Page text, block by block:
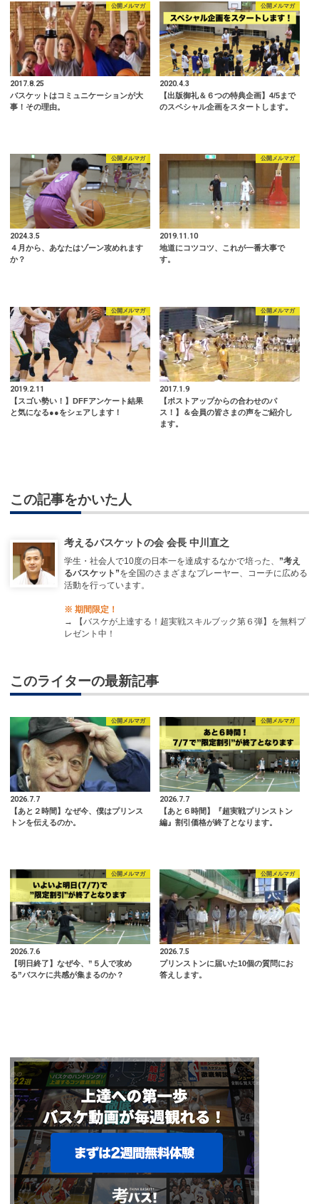
公開メルマガ
2017.8.25
バスケットはコミュニケーションが大
事！その理由。
公開メルマガ
2020.4.3
【出版御礼＆６つの特典企画】4/5まで
のスペシャル企画をスタートします。
公開メルマガ
2024.3.5
４月から、あなたはゾーン攻めれます
か？
公開メルマガ
2019.11.10
地道にコツコツ、これが一番大事で
す。
公開メルマガ
2019.2.11
【スゴい勢い！】DFFアンケート結果
と気になる●●をシェアします！
公開メルマガ
2017.1.9
【ポストアップからの合わせのパ
ス！】＆会員の皆さまの声をご紹介し
ます。
この記事をかいた人
考えるバスケットの会 会長 中川直之
学生・社会人で10度の日本一を達成するなかで培った、 ”考え
るバスケット”を全国のさまざまなプレーヤー、コーチに広める
活動を行っています。
※ 期間限定！
→
【バスケが上達する！超実戦スキルブック第６弾】を無料プ
レゼント中！
このライターの最新記事
公開メルマガ
2026.7.7
【あと２時間】なぜ今、僕はプリンス
トンを伝えるのか。
公開メルマガ
2026.7.7
【あと６時間】『超実戦プリンストン
編』割引価格が終了となります。
公開メルマガ
2026.7.6
【明日終了】なぜ今、”５人で攻め
る”バスケに共感が集まるのか？
公開メルマガ
2026.7.5
プリンストンに届いた10個の質問にお
答えします。